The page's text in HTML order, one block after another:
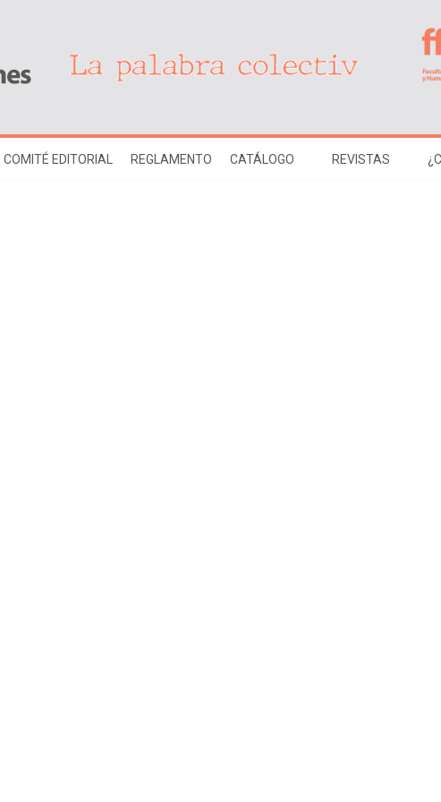
COMITÉ EDITORIAL REGLAMENTO CATÁLOGO REVISTAS